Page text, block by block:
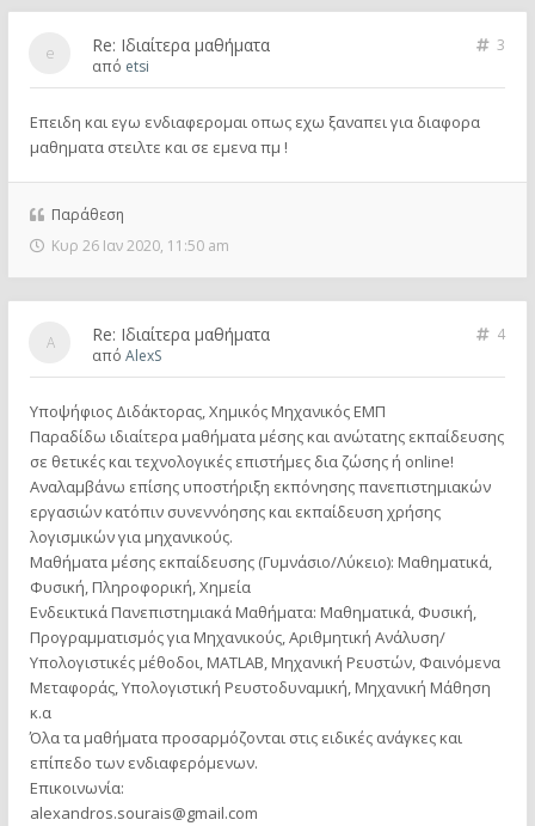
Re: Ιδιαίτερα μαθήματα
3
από etsi
Επειδη και εγω ενδιαφερομαι οπως εχω ξαναπει για διαφορα
μαθηματα στειλτε και σε εμενα πμ !
Παράθεση
Κυρ 26 Ιαν 2020, 11:50 am
Re: Ιδιαίτερα μαθήματα
4
από AlexS
Υποψήφιος Διδάκτορας, Χημικός Μηχανικός ΕΜΠ
Παραδίδω ιδιαίτερα μαθήματα μέσης και ανώτατης εκπαίδευσης
σε θετικές και τεχνολογικές επιστήμες δια ζώσης ή online!
Αναλαμβάνω επίσης υποστήριξη εκπόνησης πανεπιστημιακών
εργασιών κατόπιν συνεννόησης και εκπαίδευση χρήσης
λογισμικών για μηχανικούς.
Mαθήματα μέσης εκπαίδευσης (Γυμνάσιο/Λύκειο): Μαθηματικά,
Φυσική, Πληροφορική, Χημεία
Ενδεικτικά Πανεπιστημιακά Μαθήματα: Μαθηματικά, Φυσική,
Προγραμματισμός για Μηχανικούς, Αριθμητική Ανάλυση/
Υπολογιστικές μέθοδοι, MATLAB, Μηχανική Ρευστών, Φαινόμενα
Μεταφοράς, Υπολογιστική Ρευστοδυναμική, Μηχανική Μάθηση
κ.α
Όλα τα μαθήματα προσαρμόζονται στις ειδικές ανάγκες και
επίπεδο των ενδιαφερόμενων.
Επικοινωνία:
alexandros.sourais@gmail.com